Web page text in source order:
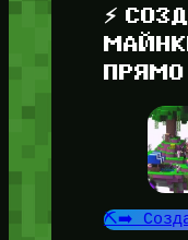
⚡
⛏️➡️